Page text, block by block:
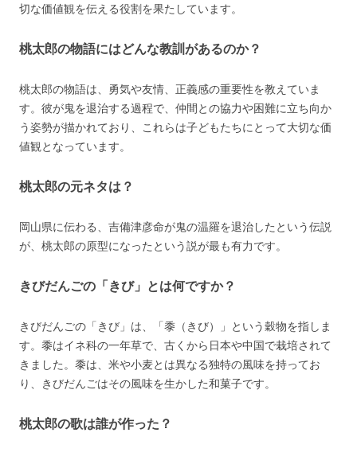
切な価値観を伝える役割を果たしています。
桃太郎の物語にはどんな教訓があるのか？
桃太郎の物語は、勇気や友情、正義感の重要性を教えていま
す。彼が鬼を退治する過程で、仲間との協力や困難に立ち向か
う姿勢が描かれており、これらは子どもたちにとって大切な価
値観となっています。
桃太郎の元ネタは？
岡山県に伝わる、吉備津彦命が鬼の温羅を退治したという伝説
が、桃太郎の原型になったという説が最も有力です。
きびだんごの「きび」とは何ですか？
きびだんごの「きび」は、「黍（きび）」という穀物を指しま
す。黍はイネ科の一年草で、古くから日本や中国で栽培されて
きました。黍は、米や小麦とは異なる独特の風味を持ってお
り、きびだんごはその風味を生かした和菓子です。
桃太郎の歌は誰が作った？